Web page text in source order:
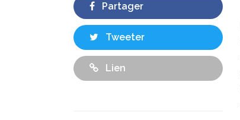
Partager
Tweeter
Lien